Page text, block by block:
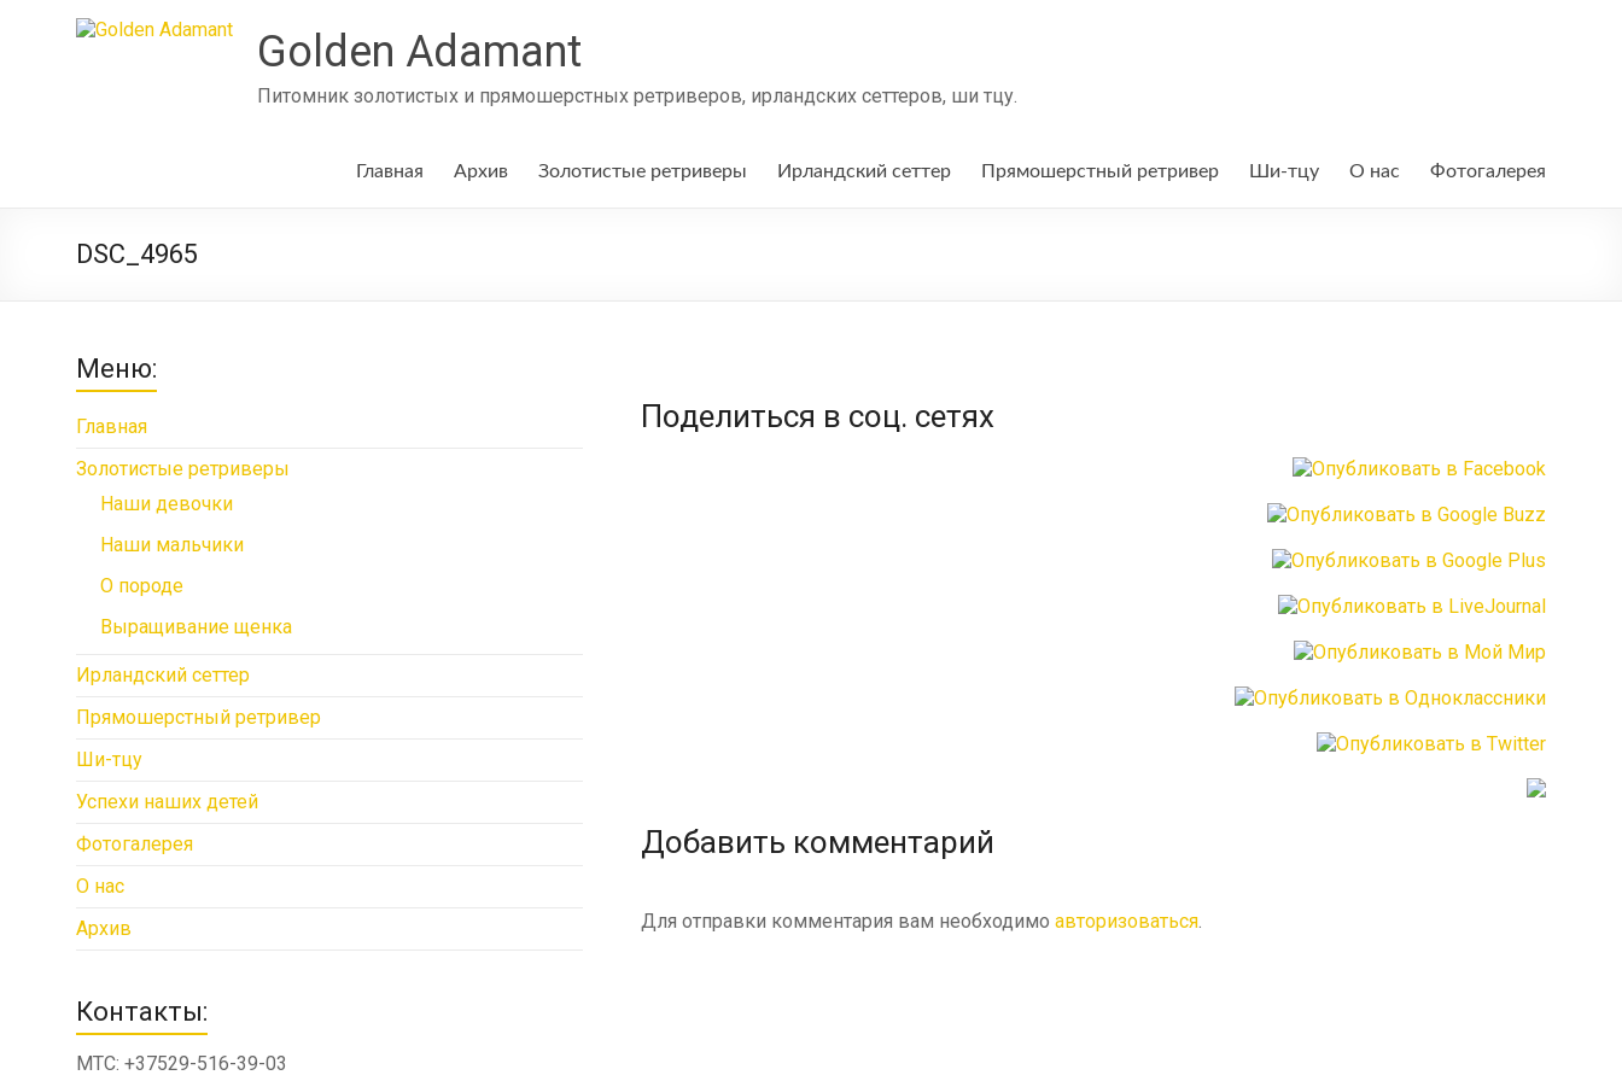
Golden Adamant
Питомник золотистых и прямошерстных ретриверов, ирландских сеттеров, ши тцу.
Главная Архив Золотистые ретриверы Ирландский сеттер Прямошерстный ретривер Ши-тцу О нас Фотогалерея
DSC_4965
Поделиться в соц. сетях
Добавить комментарий
Для отправки комментария вам необходимо авторизоваться.
Меню:
Главная
Золотистые ретриверы
Наши девочки
Наши мальчики
О породе
Выращивание щенка
Ирландский сеттер
Прямошерстный ретривер
Ши-тцу
Успехи наших детей
Фотогалерея
О нас
Архив
Контакты:
МТС: +37529-516-39-03